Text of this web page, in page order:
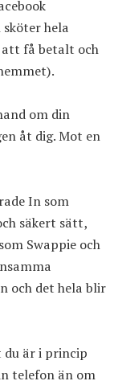
hela
att få betalt och
om din
åt dig. Mot en
In som
säkert sätt,
Swappie och
och det hela blir
du är i princip
telefon än om